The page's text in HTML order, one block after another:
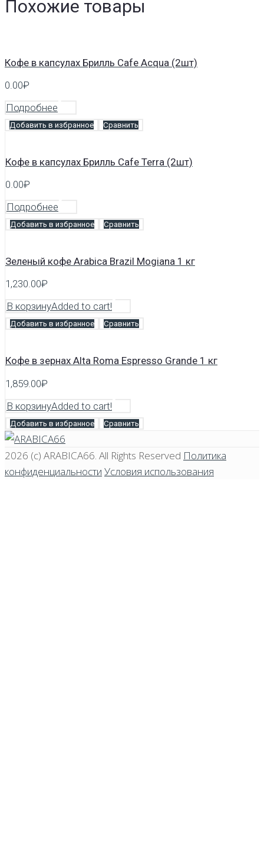
Похожие товары
Кофе в капсулах Брилль Cafe Acqua (2шт)
0.00₽
Подробнее
Добавить в избранное Сравнить
Кофе в капсулах Брилль Cafe Terra (2шт)
0.00₽
Подробнее
Добавить в избранное Сравнить
Зеленый кофе Arabica Brazil Mogiana 1 кг
1,230.00₽
В корзинуAdded to cart!
Добавить в избранное Сравнить
Кофе в зернах Alta Roma Espresso Grande 1 кг
1,859.00₽
В корзинуAdded to cart!
Добавить в избранное Сравнить
2026 (c) ARABICA66 . All Rights Reserved Политика
конфиденциальности Условия использования